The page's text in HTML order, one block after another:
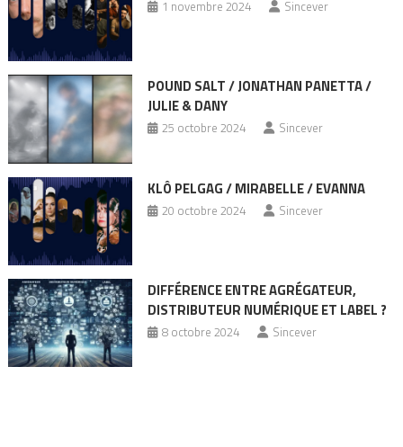
1 novembre 2024 Sincever
POUND SALT / JONATHAN PANETTA /
JULIE & DANY
25 octobre 2024 Sincever
KLÔ PELGAG / MIRABELLE / EVANNA
20 octobre 2024 Sincever
DIFFÉRENCE ENTRE AGRÉGATEUR,
DISTRIBUTEUR NUMÉRIQUE ET LABEL ?
8 octobre 2024 Sincever